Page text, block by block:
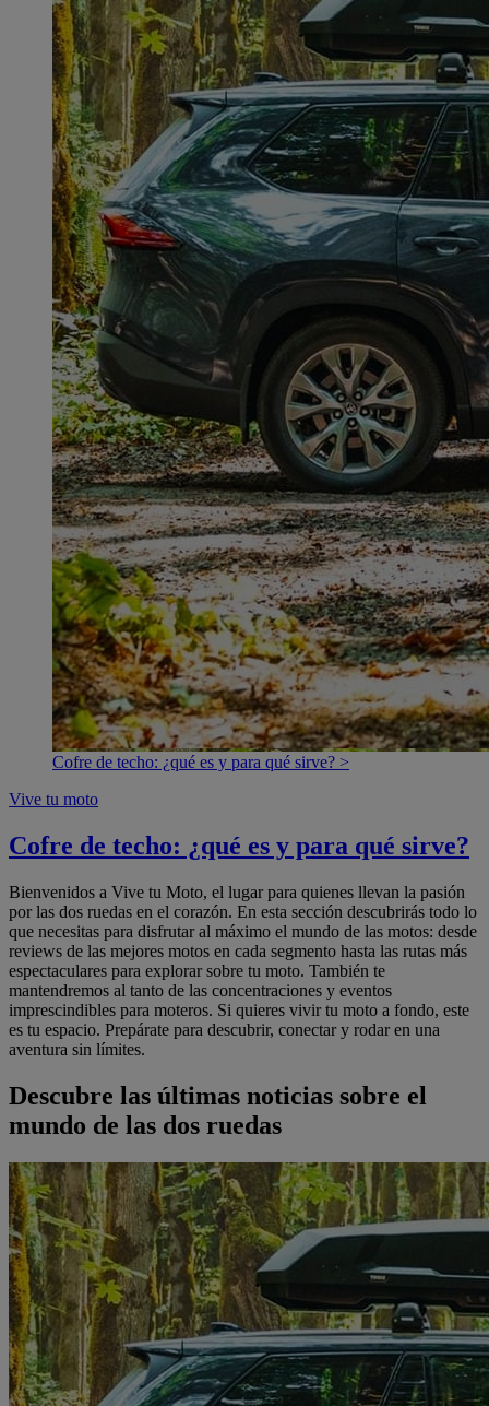
Cofre de techo: ¿qué es y para qué sirve? >
Vive tu moto
Cofre de techo: ¿qué es y para qué sirve?
Bienvenidos a Vive tu Moto, el lugar para quienes llevan la pasión
por las dos ruedas en el corazón. En esta sección descubrirás todo lo
que necesitas para disfrutar al máximo el mundo de las motos: desde
reviews de las mejores motos en cada segmento hasta las rutas más
espectaculares para explorar sobre tu moto. También te
mantendremos al tanto de las concentraciones y eventos
imprescindibles para moteros. Si quieres vivir tu moto a fondo, este
es tu espacio. Prepárate para descubrir, conectar y rodar en una
aventura sin límites.
Descubre las últimas noticias sobre el
mundo de las dos ruedas